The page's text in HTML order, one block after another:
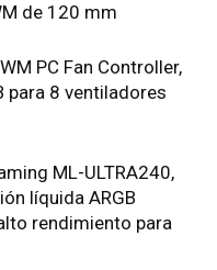
de 120 mm
PC Fan Controller,
para 8 ventiladores
ML-ULTRA240,
líquida ARGB
rendimiento para